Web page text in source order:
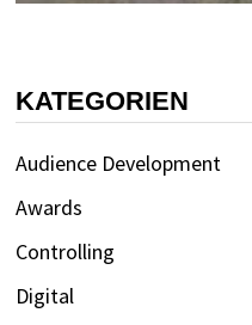
KATEGORIEN
Audience Development
Awards
Controlling
Digital